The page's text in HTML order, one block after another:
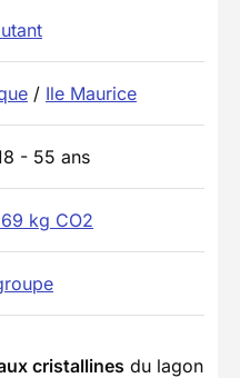
/ Ile Maurice
- 55 ans
kg CO2
cristallines du lagon